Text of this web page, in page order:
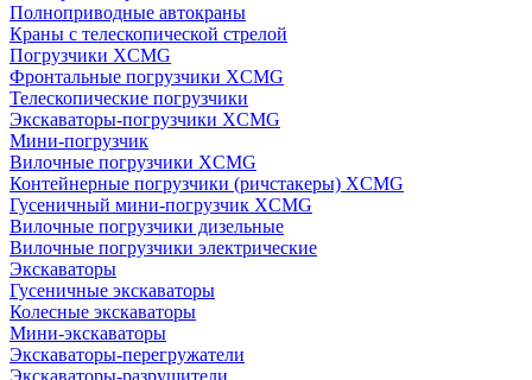
Полноприводные автокраны
Краны с телескопической стрелой
Погрузчики XCMG
Фронтальные погрузчики XCMG
Телескопические погрузчики
Экскаваторы-погрузчики XCMG
Мини-погрузчик
Вилочные погрузчики XCMG
Контейнерные погрузчики (ричстакеры) XCMG
Гусеничный мини-погрузчик XCMG
Вилочные погрузчики дизельные
Вилочные погрузчики электрические
Экскаваторы
Гусеничные экскаваторы
Колесные экскаваторы
Мини-экскаваторы
Экскаваторы-перегружатели
Экскаваторы-разрушители